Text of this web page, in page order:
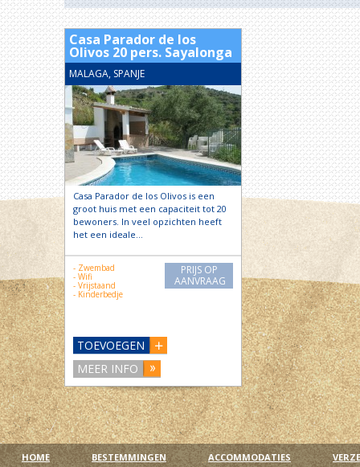
Casa Parador de los
Olivos 20 pers. Sayalonga
MALAGA, SPANJE
Casa Parador de los Olivos is een
groot huis met een capaciteit tot 20
bewoners. In veel opzichten heeft
het een ideale…
- Zwembad
- Wifi
- Vrijstaand
- Kinderbedje
PRIJS OP
AANVRAAG
TOEVOEGEN
MEER INFO
HOME BESTEMMINGEN ACCOMMODATIES